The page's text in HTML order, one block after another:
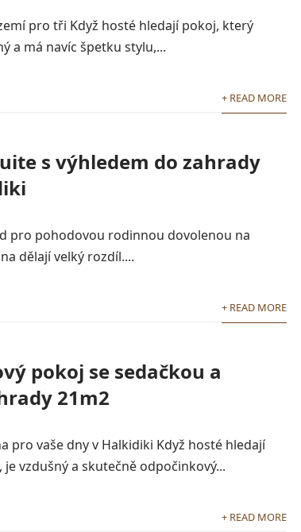
pro tři Když hosté hledají pokoj, který
a má navíc špetku stylu,...
+ READ MORE
s výhledem do zahrady
pro pohodovou rodinnou dovolenou na
dělají velký rozdíl....
+ READ MORE
pokoj se sedačkou a
21m2
pro vaše dny v Halkidiki Když hosté hledají
vzdušný a skutečně odpočinkový...
+ READ MORE